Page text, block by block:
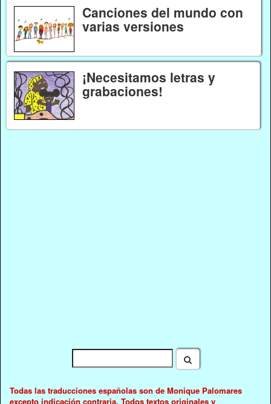
Canciones del mundo con
varias versiones
¡Necesitamos letras y
grabaciones!
Todas las traducciones españolas son de Monique Palomares
excepto indicación contraria. Todos textos originales y